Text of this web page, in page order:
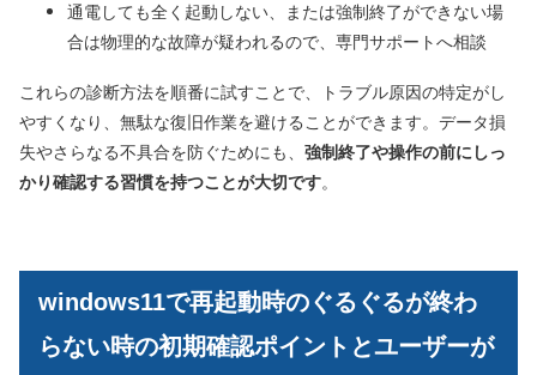
通電しても全く起動しない、または強制終了ができない場
合は物理的な故障が疑われるので、専門サポートへ相談
これらの診断方法を順番に試すことで、トラブル原因の特定がし
やすくなり、無駄な復旧作業を避けることができます。データ損
失やさらなる不具合を防ぐためにも、 強制終了や操作の前にしっ
かり確認する習慣を持つことが大切です。
windows11で再起動時のぐるぐるが終わ
らない時の初期確認ポイントとユーザーが